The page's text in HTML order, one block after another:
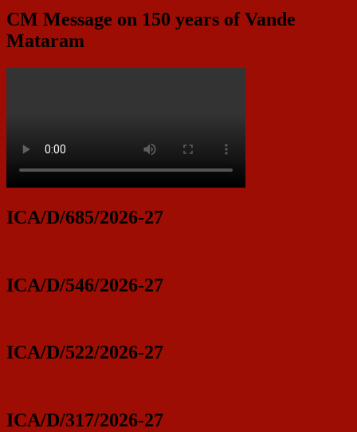
CM Message on 150 years of Vande
Mataram
ICA/D/685/2026-27
ICA/D/546/2026-27
ICA/D/522/2026-27
ICA/D/317/2026-27